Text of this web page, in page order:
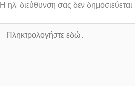
Η ηλ. διεύθυνση σας δεν δημοσιεύεται.
εδώ..